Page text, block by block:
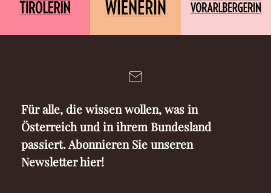
Für alle, die wissen wollen, was in
Österreich und in ihrem Bundesland
passiert. Abonnieren Sie unseren
Newsletter hier!